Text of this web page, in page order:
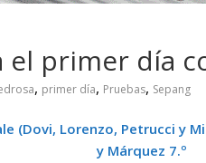
el primer día
, primer día, Pruebas, Sepang
(Dovi, Lorenzo, Petrucci y
y Márquez 7.º